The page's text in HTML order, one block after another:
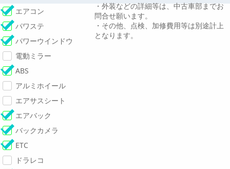
・外装などの詳細等は、中古車部までお
問合せ願います。
・その他、点検、加修費用等は別途計上
となります。
エアコン
パワステ
パワーウインドウ
電動ミラー
ABS
アルミホイール
エアサスシート
エアバック
バックカメラ
ETC
ドラレコ